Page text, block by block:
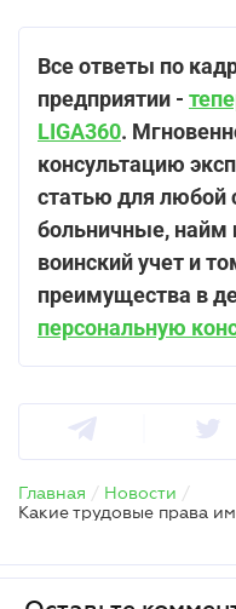
Все ответы по
предприятии -
LIGA360.
консультацию
статью для любой
больничные, найм
воинский учет и
преимущества в
персональную
Главная / Новости /